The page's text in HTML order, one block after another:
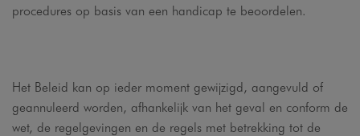
procedures op basis van een handicap te beoordelen.
Het Beleid kan op ieder moment gewijzigd, aangevuld of
geannuleerd worden, afhankelijk van het geval en conform de
wet, de regelgevingen en de regels met betrekking tot de